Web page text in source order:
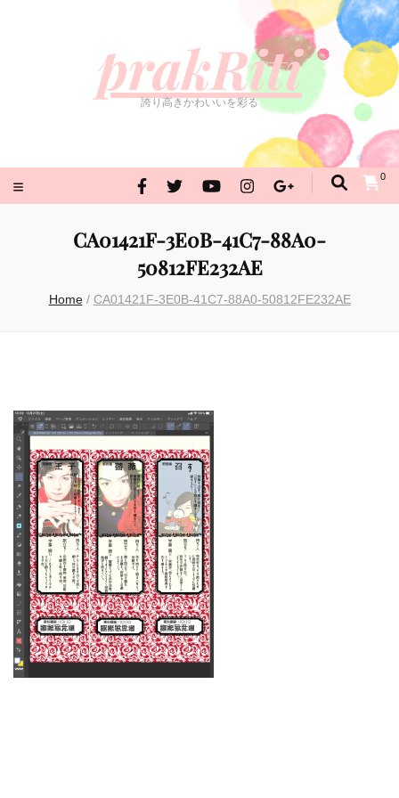
prakRiti
誇り高きかわいいを彩る
0
誇り高きかわいいを彩る
CA01421F-3E0B-41C7-88A0-
50812FE232AE
Home / CA01421F-3E0B-41C7-88A0-50812FE232AE